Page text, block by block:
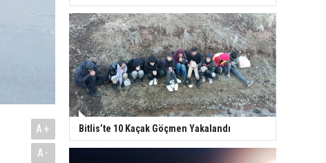
A+
A-
Bitlis’te 10 Kaçak Göçmen Yakalandı